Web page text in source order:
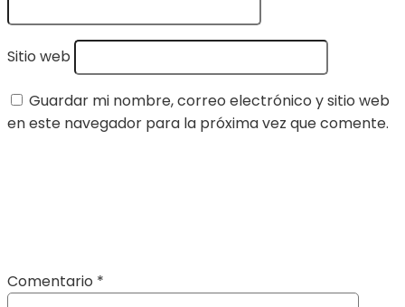
Sitio web
Guardar mi nombre, correo electrónico y sitio web
en este navegador para la próxima vez que comente.
Comentario *